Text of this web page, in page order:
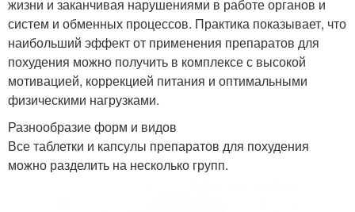
жизни и заканчивая нарушениями в работе органов и
систем и обменных процессов. Практика показывает, что
наибольший эффект от применения препаратов для
похудения можно получить в комплексе с высокой
мотивацией, коррекцией питания и оптимальными
физическими нагрузками.
Разнообразие форм и видов
Все таблетки и капсулы препаратов для похудения
можно разделить на несколько групп.